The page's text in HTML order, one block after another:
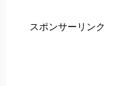
スポンサーリンク